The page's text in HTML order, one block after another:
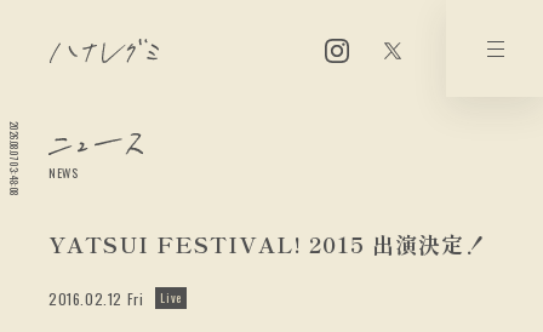
2026.08.07 03:48:08 NEWS
YATSUI FESTIVAL! 2015 出演決定！
2016.02.12 Fri Live